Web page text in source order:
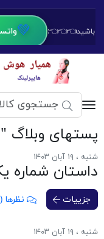
باشید👈👈👈: 💚
پست‎های وبلاگ "1403" "آبان"
شنبه ، ۱۹ آبان ۱۴۰۳
داستان شماره
جزییات نظرها (۰)
شنبه ، ۱۹ آبان ۱۴۰۳